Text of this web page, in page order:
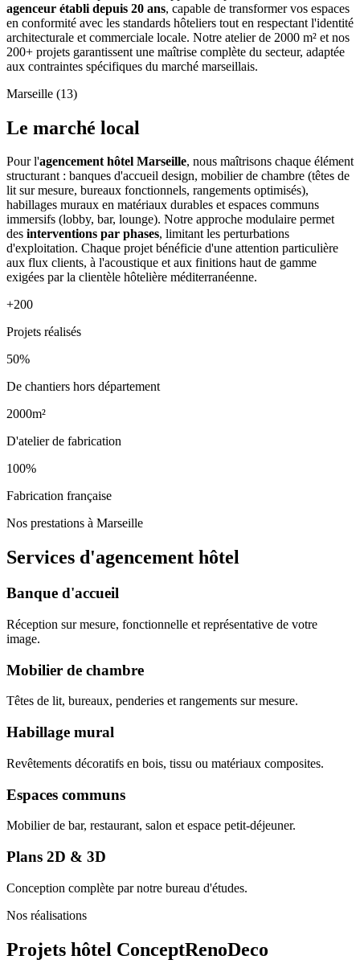
agenceur établi depuis 20 ans, capable de transformer vos espaces
en conformité avec les standards hôteliers tout en respectant l'identité
architecturale et commerciale locale. Notre atelier de 2000 m² et nos
200+ projets garantissent une maîtrise complète du secteur, adaptée
aux contraintes spécifiques du marché marseillais.
Marseille (13)
Le marché local
Pour l'agencement hôtel Marseille, nous maîtrisons chaque élément
structurant : banques d'accueil design, mobilier de chambre (têtes de
lit sur mesure, bureaux fonctionnels, rangements optimisés),
habillages muraux en matériaux durables et espaces communs
immersifs (lobby, bar, lounge). Notre approche modulaire permet
des interventions par phases, limitant les perturbations
d'exploitation. Chaque projet bénéficie d'une attention particulière
aux flux clients, à l'acoustique et aux finitions haut de gamme
exigées par la clientèle hôtelière méditerranéenne.
+200
Projets réalisés
50%
De chantiers hors département
2000m²
D'atelier de fabrication
100%
Fabrication française
Nos prestations à Marseille
Services d'agencement hôtel
Banque d'accueil
Réception sur mesure, fonctionnelle et représentative de votre
image.
Mobilier de chambre
Têtes de lit, bureaux, penderies et rangements sur mesure.
Habillage mural
Revêtements décoratifs en bois, tissu ou matériaux composites.
Espaces communs
Mobilier de bar, restaurant, salon et espace petit-déjeuner.
Plans 2D & 3D
Conception complète par notre bureau d'études.
Nos réalisations
Projets hôtel ConceptRenoDeco